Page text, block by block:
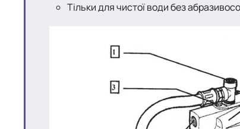
Тільки для чистої води без